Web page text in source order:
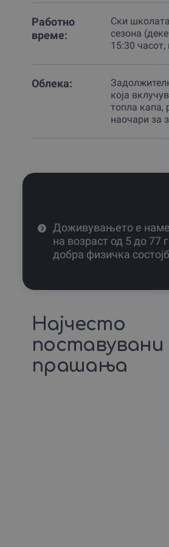
Работно
време:
Ски
сезона
15:30
Облека:
која
топла капа,
наочари за
Доживувањето е
на возраст од 5 до 77
добра физичка
Најчесто
поставувани
прашања